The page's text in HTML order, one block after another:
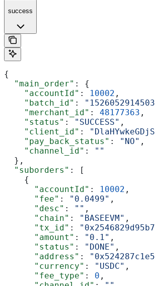
success
{
  "main_order"
: {
    "accountId"
: 10002 ,
    "batch_id"
:
    "merchant_id"
: 48177363 ,
    "status"
: "SUCCESS" ,
    "client_id"
:
    "pay_back_status"
: "NO" ,
    "channel_id"
:
""
  },
  "suborders"
: [
    {
      "accountId"
: 10002 ,
      "fee"
: "0.0499" ,
      "desc"
: "" ,
      "chain"
: "BASEEVM" ,
      "tx_id"
:
      "amount"
: "0.1" ,
      "status"
: "DONE" ,
      "address"
:
      "currency"
: "USDC" ,
      "fee_type"
: 0 ,